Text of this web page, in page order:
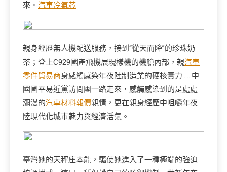
來。 汽車冷氣芯
親身經歷無人機配送服務，接到“從天而降”的珍珠奶
茶；登上C929國產飛機展現樣機的機艙內部，親汽車
零件貿易商身感觸感染年夜陸制造業的硬核實力……中
國國平易近黨訪問團一路走來，感觸感染到的是處處
瀰漫的汽車材料報價親情，更在親身經歷中咀嚼年夜
陸現代化城市魅力與經濟活氣。
臺灣她的天秤座本能，驅使她進入了一種極端的強迫